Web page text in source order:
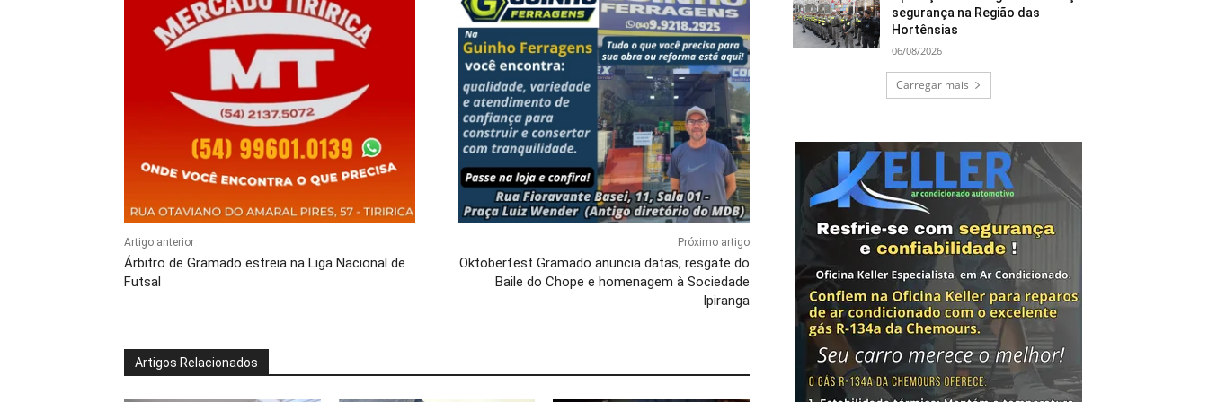
Artigo anterior
Árbitro de Gramado estreia na Liga Nacional de
Futsal
Próximo artigo
Oktoberfest Gramado anuncia datas, resgate do
Baile do Chope e homenagem à Sociedade
Ipiranga
Artigos Relacionados
segurança na Região das
Hortênsias
06/08/2026
Carregar mais